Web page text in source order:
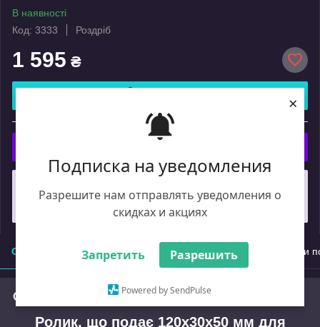
Подписка на уведомления
Разрешите нам отправлять уведомления о
скидках и акциях
Запретить Разрешить
Powered by SendPulse
×
В наявності
Код: 3333
Роздріб
1 595 ₴
або
Опис Характеристики Доставка Оплата Умови
Опис
Ролик, що подає 120x30x50 мм для